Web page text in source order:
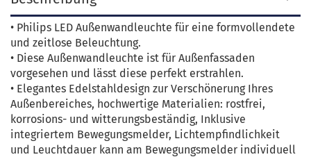
• Philips LED Außenwandleuchte für eine formvollendete
und zeitlose Beleuchtung.
• Diese Außenwandleuchte ist für Außenfassaden
vorgesehen und lässt diese perfekt erstrahlen.
• Elegantes Edelstahldesign zur Verschönerung Ihres
Außenbereiches, hochwertige Materialien: rostfrei,
korrosions- und witterungsbeständig, Inklusive
integriertem Bewegungsmelder, Lichtempfindlichkeit
und Leuchtdauer kann am Bewegungsmelder individuell